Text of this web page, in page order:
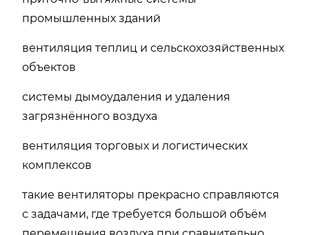
промышленных зданий
вентиляция теплиц и сельскохозяйственных
объектов
системы дымоудаления и удаления
загрязнённого воздуха
вентиляция торговых и логистических
комплексов
такие вентиляторы прекрасно справляются
с задачами, где требуется большой объём